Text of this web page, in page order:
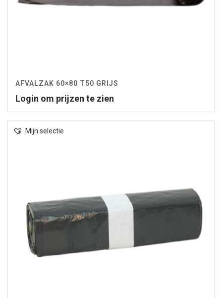
AFVALZAK 60×80 T50 GRIJS
Login om prijzen te zien
Mijn selectie